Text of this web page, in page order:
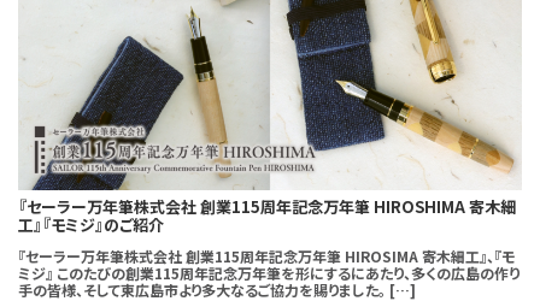
『セーラー万年筆株式会社 創業115周年記念万年筆 HIROSHIMA 寄木細
工』『モミジ』のご紹介
『セーラー万年筆株式会社 創業115周年記念万年筆 HIROSIMA 寄木細工』、『モ
ミジ』 このたびの創業115周年記念万年筆を形にするにあたり、多くの広島の作り
手の皆様、そして東広島市より多大なるご協力を賜りました。 […]